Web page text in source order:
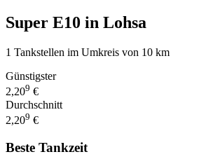
Super E10 in Lohsa
1 Tankstellen im Umkreis von 10 km
Günstigster
2,209 €
Durchschnitt
2,209 €
Beste Tankzeit